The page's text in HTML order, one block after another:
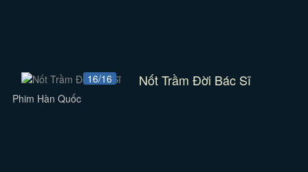
16/16 Nốt Trầm Đời Bác Sĩ
Phim Hàn Quốc